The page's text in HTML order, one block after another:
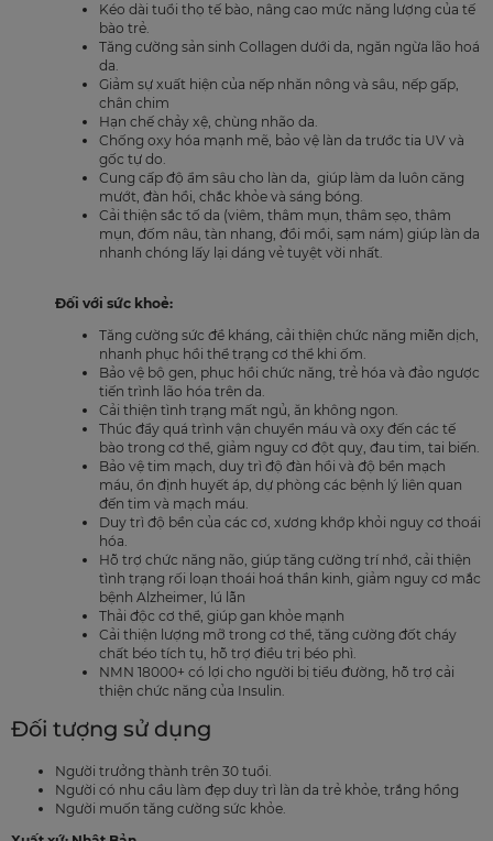
Kéo dài tuổi thọ tế bào, nâng cao mức năng lượng của tế
bào trẻ.
Tăng cường sản sinh Collagen dưới da, ngăn ngừa lão hoá
da.
Giảm sự xuất hiện của nếp nhăn nông và sâu, nếp gấp,
chân chim
Hạn chế chảy xệ, chùng nhão da.
Chống oxy hóa mạnh mẽ, bảo vệ làn da trước tia UV và
gốc tự do.
Cung cấp độ ẩm sâu cho làn da, giúp làm da luôn căng
mướt, đàn hồi, chắc khỏe và sáng bóng.
Cải thiện sắc tố da (viêm, thâm mụn, thâm sẹo, thâm
mụn, đốm nâu, tàn nhang, đồi mồi, sạm nám) giúp làn da
nhanh chóng lấy lại dáng vẻ tuyệt vời nhất.
Đối với sức khoẻ:
Tăng cường sức đề kháng, cải thiện chức năng miễn dịch,
nhanh phục hồi thể trạng cơ thể khi ốm.
Bảo vệ bộ gen, phục hồi chức năng, trẻ hóa và đảo ngược
tiến trình lão hóa trên da.
Cải thiện tình trạng mất ngủ, ăn không ngon.
Thúc đẩy quá trình vận chuyển máu và oxy đến các tế
bào trong cơ thể, giảm nguy cơ đột quỵ, đau tim, tai biến.
Bảo vệ tim mạch, duy trì độ đàn hồi và độ bền mạch
máu, ổn định huyết áp, dự phòng các bệnh lý liên quan
đến tim và mạch máu.
Duy trì độ bền của các cơ, xương khớp khỏi nguy cơ thoái
hóa.
Hỗ trợ chức năng não, giúp tăng cường trí nhớ, cải thiện
tình trạng rối loạn thoái hoá thần kinh, giảm nguy cơ mắc
bệnh Alzheimer, lú lẫn
Thải độc cơ thể, giúp gan khỏe mạnh
Cải thiện lượng mỡ trong cơ thể, tăng cường đốt cháy
chất béo tích tụ, hỗ trợ điều trị béo phì.
NMN 18000+ có lợi cho người bị tiểu đường, hỗ trợ cải
thiện chức năng của Insulin.
Đối tượng sử dụng
Người trưởng thành trên 30 tuổi.
Người có nhu cầu làm đẹp duy trì làn da trẻ khỏe, trắng hồng
Người muốn tăng cường sức khỏe.